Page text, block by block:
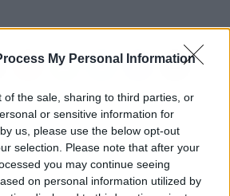
My Personal Information
of the sale, sharing to third parties, or
or sensitive information for
us, please use the below opt-out
selection. Please note that after your
you may continue seeing
on personal information utilized by